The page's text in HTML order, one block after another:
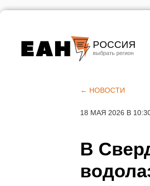
РОССИЯ
Челябинск
← НОВОСТИ
18 МАЯ 2026 В
В